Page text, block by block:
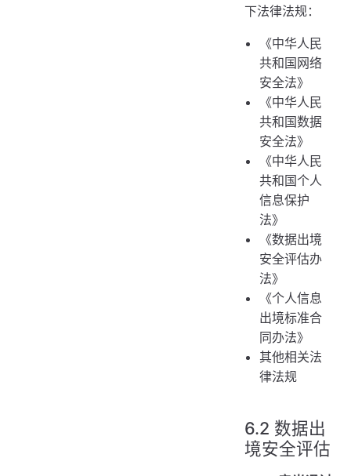
下法律法规：
《中华人民
共和国网络
安全法》
《中华人民
共和国数据
安全法》
《中华人民
共和国个人
信息保护
法》
《数据出境
安全评估办
法》
《个人信息
出境标准合
同办法》
其他相关法
律法规
6.2 数据出
境安全评估